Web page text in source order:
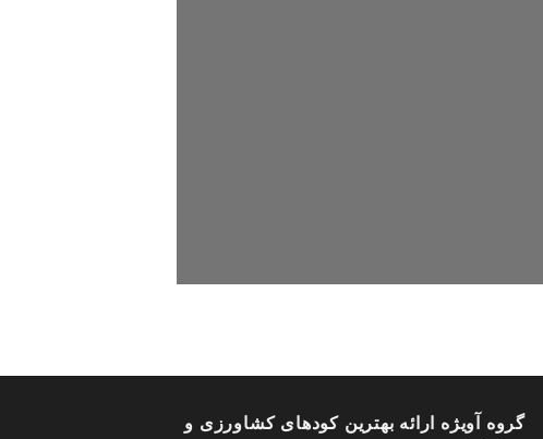
گروه آویژه ارائه بهترین کودهای کشاورزی و